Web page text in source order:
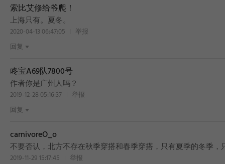
索比艾修给爷爬！
上海只有。夏冬。
2020-04-13 06:47:05
举报
回复
咚宝A69队7800号
作者你是广州人吗？
2019-12-28 05:16:37
举报
回复
carnivoreO_o
不要否认，北方不存在秋季穿搭和春季穿搭，只有夏季的冬季
2019-11-29 15:17:45
举报